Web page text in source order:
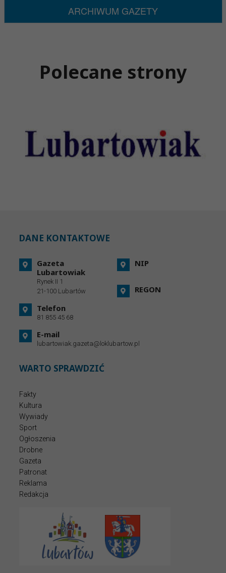
ARCHIWUM GAZETY
Polecane strony
DANE KONTAKTOWE
Gazeta
Lubartowiak
Rynek II 1
21-100 Lubartów
Telefon
81 855 45 68
E-mail
lubartowiak.gazeta@loklubartow.pl
NIP
REGON
WARTO SPRAWDZIĆ
Fakty
Kultura
Wywiady
Sport
Ogłoszenia
Drobne
Gazeta
Patronat
Reklama
Redakcja